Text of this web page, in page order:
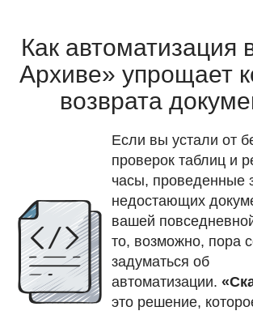
Как автоматизация
Архиве» упрощает
возврата
Если вы устали от
проверок таблиц и
часы, проведенные
недостающих
вашей
то, возможно, пора
задуматься об
автоматизации.
это решение,